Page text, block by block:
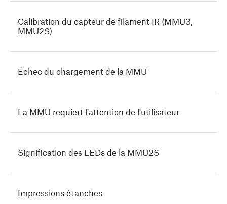
Calibration du capteur de filament IR (MMU3,
MMU2S)
Échec du chargement de la MMU
La MMU requiert l'attention de l'utilisateur
Signification des LEDs de la MMU2S
Impressions étanches